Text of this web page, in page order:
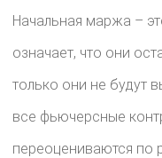
Начальная маржа –
означает, что они
только они не будут
все фьючерсные
переоцениваются по